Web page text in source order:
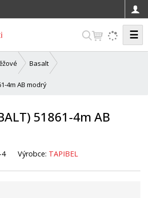
V
a
☰
Basalt
4m AB modrý
51861-4m AB
4 Výrobce: TAPIBEL